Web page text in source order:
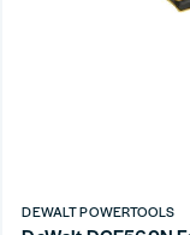
DEWALT POWERTOOLS